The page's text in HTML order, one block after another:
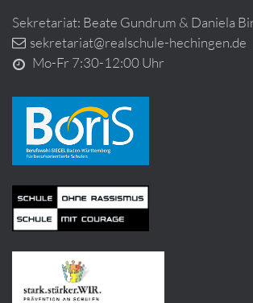
Sekretariat: Beate Gundrum & Daniela
sekretariat@realschule-hechingen.de
Mo-Fr 7:30-12:00 Uhr